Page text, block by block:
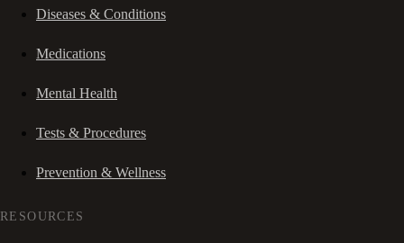
Diseases & Conditions
Medications
Mental Health
Tests & Procedures
Prevention & Wellness
RESOURCES